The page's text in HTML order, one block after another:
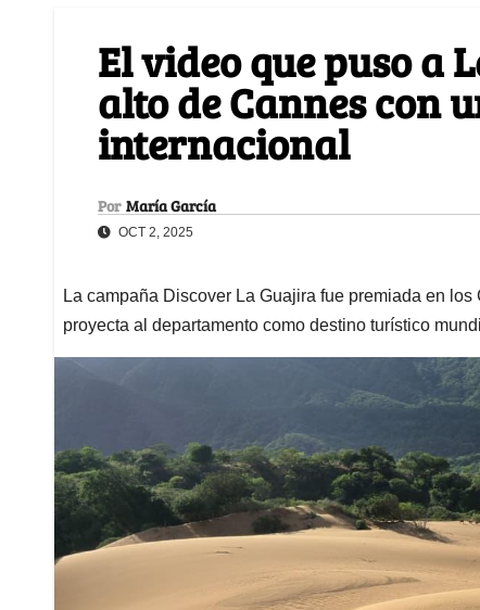
El video que puso a
alto de Cannes con
internacional
Por María García
OCT 2, 2025
La campaña Discover La Guajira fue premiada en
proyecta al departamento como destino turístico